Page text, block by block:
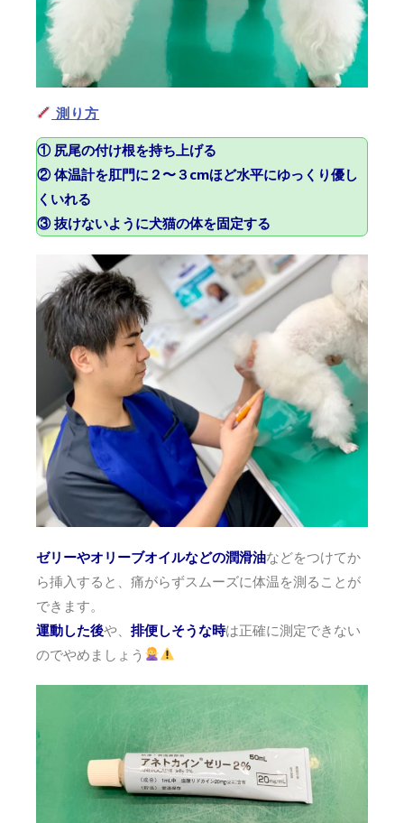
測り方
① 尻尾の付け根を持ち上げる
② 体温計を肛門に２〜３cmほど水平にゆっくり優し
くいれる
③ 抜けないように犬猫の体を固定する
ゼリーやオリーブオイルなどの潤滑油などをつけてか
ら挿入すると、痛がらずスムーズに体温を測ることが
できます。
運動した後や、 排便しそうな時は正確に測定できない
のでやめましょう